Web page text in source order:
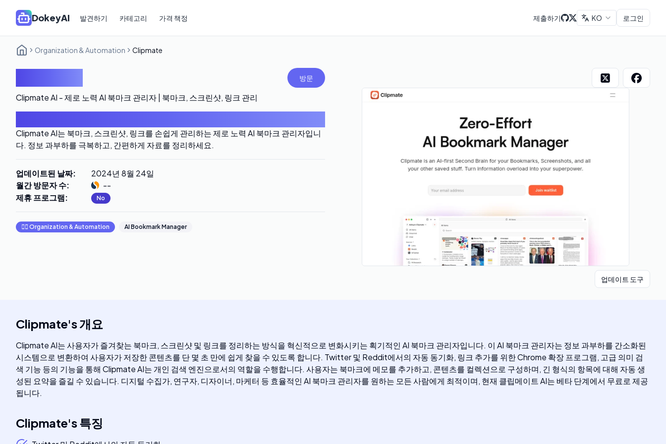
DokeyAI 발견하기 카테고리 가격 책정 제출하기 KO 로그인
Organization & Automation Clipmate
방문
Clipmate AI - 제로 노력 AI 북마크 관리자 | 북마크, 스크린샷, 링크 관리
Clipmate AI는 북마크, 스크린샷, 링크를 손쉽게 관리하는 제로 노력 AI 북마크 관리자입니
다. 정보 과부하를 극복하고, 간편하게 자료를 정리하세요.
업데이트된 날짜:
2024년 8월 24일
월간 방문자 수:
--
제휴 프로그램: No
🧞‍♂️ Organization & Automation AI Bookmark Manager
업데이트 도구
Clipmate's개요
Clipmate AI는 사용자가 즐겨찾는 북마크, 스크린샷 및 링크를 정리하는 방식을 혁신적으로 변화시키는 획기적인 AI 북마크 관리자입니다. 이 AI 북마크 관리자는 정보 과부하를 간소화된
시스템으로 변환하여 사용자가 저장한 콘텐츠를 단 몇 초 만에 쉽게 찾을 수 있도록 합니다. Twitter 및 Reddit에서의 자동 동기화, 링크 추가를 위한 Chrome 확장 프로그램, 고급 의미 검
색 기능 등의 기능을 통해 Clipmate AI는 개인 검색 엔진으로서의 역할을 수행합니다. 사용자는 북마크에 메모를 추가하고, 콘텐츠를 컬렉션으로 구성하며, 긴 형식의 항목에 대해 자동 생
성된 요약을 즐길 수 있습니다. 디지털 수집가, 연구자, 디자이너, 마케터 등 효율적인 AI 북마크 관리자를 원하는 모든 사람에게 최적이며, 현재 클립메이트 AI는 베타 단계에서 무료로 제공
됩니다.
Clipmate's특징